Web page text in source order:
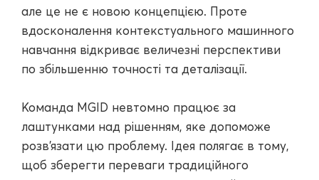
але це не є новою концепцією. Проте
вдосконалення контекстуального машинного
навчання відкриває величезні перспективи
по збільшенню точності та деталізації.
Команда MGID невтомно працює за
лаштунками над рішенням, яке допоможе
розв'язати цю проблему. Ідея полягає в тому,
щоб зберегти переваги традиційного